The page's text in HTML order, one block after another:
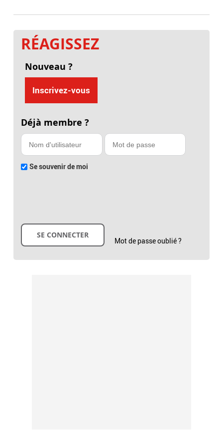
RÉAGISSEZ
Nouveau ?
Inscrivez-vous
Déjà membre ?
Se souvenir de moi
Mot de passe oublié ?